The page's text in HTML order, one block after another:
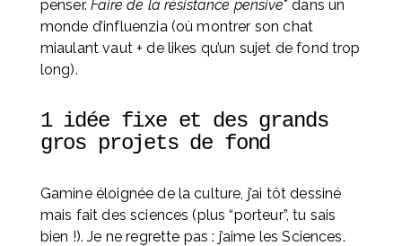
penser. Faire de la résistance pensive* dans un
monde d’influenzia (où montrer son chat
miaulant vaut + de likes qu’un sujet de fond trop
long).
1 idée fixe et des grands
gros projets de fond
Gamine éloignée de la culture, j’ai tôt dessiné
mais fait des sciences (plus “porteur”, tu sais
bien !). Je ne regrette pas : j’aime les Sciences.